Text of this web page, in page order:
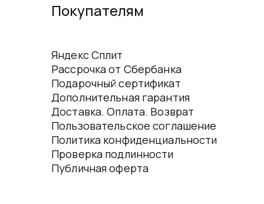
Покупателям
Яндекс Сплит
Рассрочка от Сбербанка
Подарочный сертификат
Дополнительная гарантия
Доставка. Оплата. Возврат
Пользовательское соглашение
Политика конфиденциальности
Проверка подлинности
Публичная оферта